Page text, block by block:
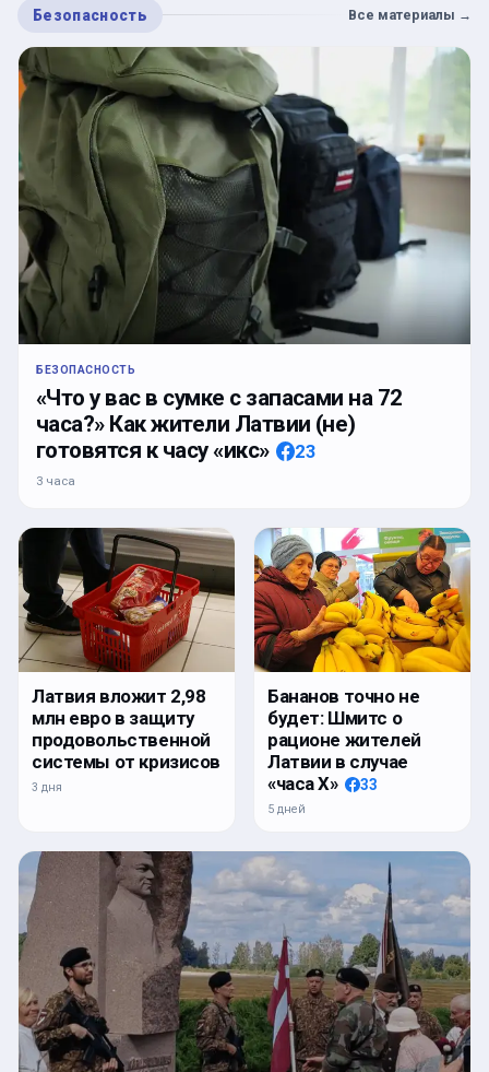
Безопасность Все материалы →
БЕЗОПАСНОСТЬ
«Что у вас в сумке с запасами на 72
часа?» Как жители Латвии (не)
готовятся к часу «икс»
23
3 часа
Латвия вложит 2,98
млн евро в защиту
продовольственной
системы от кризисов
3 дня
Бананов точно не
будет: Шмитс о
рационе жителей
Латвии в случае
«часа Х»
33
5 дней